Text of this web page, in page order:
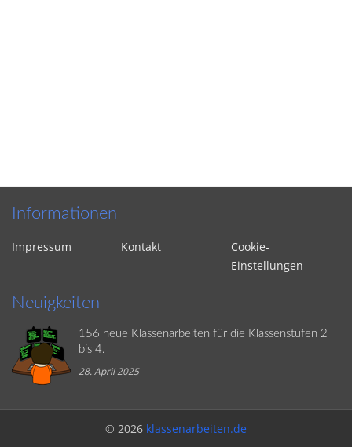
Informationen
Impressum Kontakt
Cookie-
Einstellungen
Neuigkeiten
156 neue Klassenarbeiten für die Klassenstufen 2
bis 4.
28. April 2025
© 2026 klassenarbeiten.de